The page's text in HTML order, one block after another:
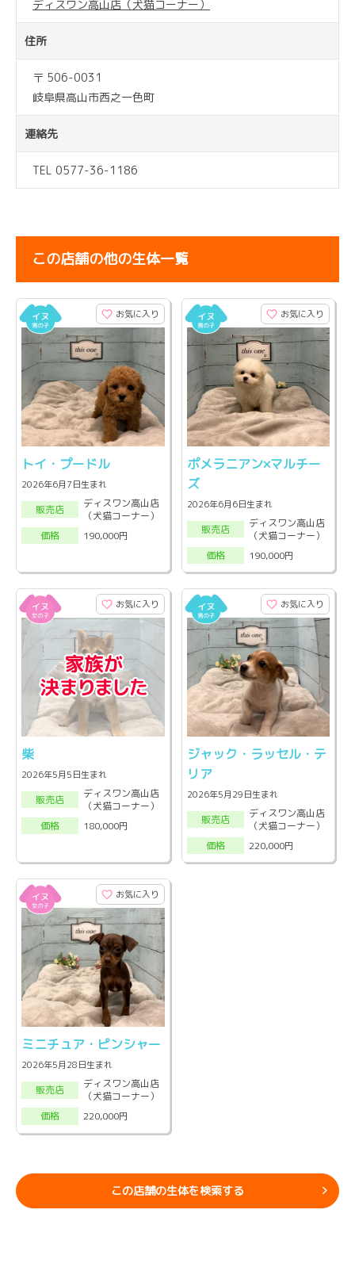
ディスワン高山店（犬猫コーナー）
住所
〒 506-0031
岐阜県高山市西之一色町
連絡先
TEL 0577-36-1186
この店舗の他の生体一覧
お気に入り
トイ・プードル
2026年6月7日生まれ
販売店
ディスワン高山店
（犬猫コーナー）
価格
190,000円
お気に入り
ポメラニアン×マルチー
ズ
2026年6月6日生まれ
販売店
ディスワン高山店
（犬猫コーナー）
価格
190,000円
お気に入り
柴
2026年5月5日生まれ
販売店
ディスワン高山店
（犬猫コーナー）
価格
180,000円
お気に入り
ジャック・ラッセル・テ
リア
2026年5月29日生まれ
販売店
ディスワン高山店
（犬猫コーナー）
価格
220,000円
お気に入り
ミニチュア・ピンシャー
2026年5月28日生まれ
販売店
ディスワン高山店
（犬猫コーナー）
価格
220,000円
この店舗の生体を検索する